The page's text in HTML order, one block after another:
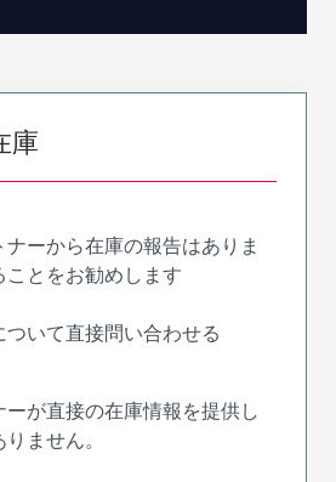
庫
ーから在庫の報告はありま
とをお勧めします
いて直接問い合わせる
が直接の在庫情報を提供し
ません。